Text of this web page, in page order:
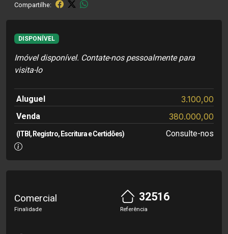
Compartilhe:
DISPONÍVEL
Imóvel disponível. Contate-nos pessoalmente para
visita-lo
Aluguel 3.100,00
Venda 380.000,00
(ITBI, Registro, Escritura e Certidões) Consulte-nos
Comercial
Finalidade
32516
Referência